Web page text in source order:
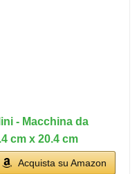
- Macchina da
cm x 20.4 cm
Acquista su Amazon